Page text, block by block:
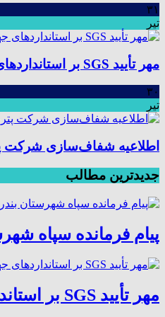
۳۱
تیر
مهر تأیید SGS بر استانداردهای جهانیِ شرکت عملیات اکتشاف نفت؛ موفقیت در ممیزی سیستم مدیریت یکپارچه
۳۰
تیر
اطلاعیه شفاف‌سازی شرکت
جدیدترین مطالب
پیام فرمانده سپاه
مهر تأیید SGS بر استانداردهای جهانیِ شرکت عملیات اکتشاف نفت؛ موفقیت در ممیزی سیستم مدیریت یکپارچه